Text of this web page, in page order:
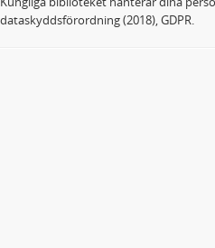
dataskyddsförordning (2018), GDPR.